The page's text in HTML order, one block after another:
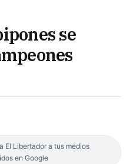
se
El Libertador a tus medios
en Google